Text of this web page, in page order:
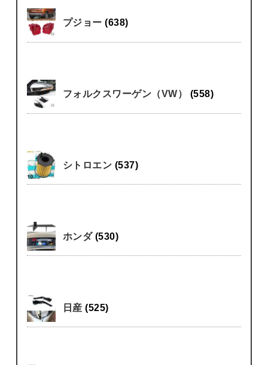
プジョー(638)
フォルクスワーゲン（VW） (558)
シトロエン (537)
ホンダ (530)
日産(525)